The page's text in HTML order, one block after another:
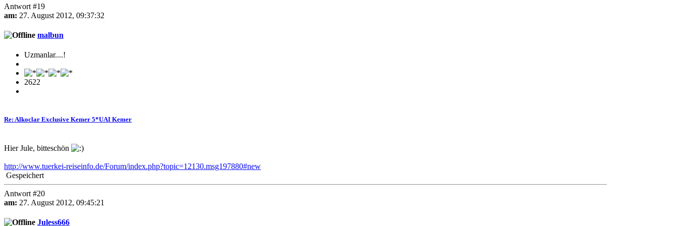
Antwort #19
am: 27. August 2012, 09:37:32
malbun
Uzmanlar....!
2622
Re: Alkoclar Exclusive Kemer 5*UAI Kemer
Hier Jule, bitteschön
http://www.tuerkei-reiseinfo.de/Forum/index.php?topic=12130.msg197880#new
Gespeichert
Antwort #20
am: 27. August 2012, 09:45:21
Juless666